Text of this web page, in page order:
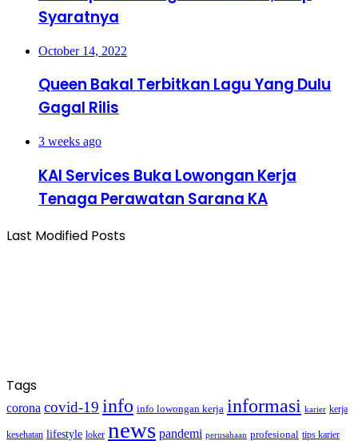
Syaratnya
October 14, 2022
Queen Bakal Terbitkan Lagu Yang Dulu
Gagal Rilis
3 weeks ago
KAI Services Buka Lowongan Kerja
Tenaga Perawatan Sarana KA
Last Modified Posts
Tags
corona covid-19 info info lowongan kerja informasi karier kerja
kesehatan lifestyle loker news pandemi perusahaan profesional tips karier